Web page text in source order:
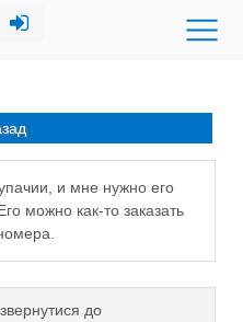
и мне нужно его
можно как-то заказать
до